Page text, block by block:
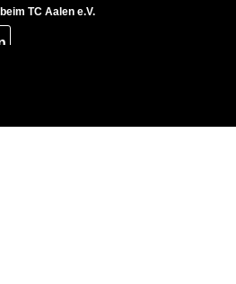
TC Aalen e.V.